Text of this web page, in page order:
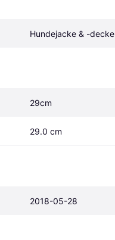
Hundejacke & -decke
29cm
29.0 cm
2018-05-28